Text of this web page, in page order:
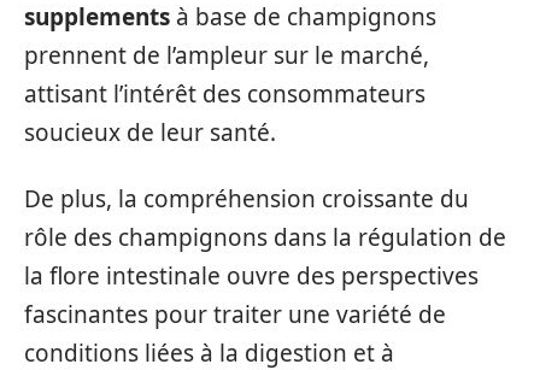
supplements à base de champignons
prennent de l’ampleur sur le marché,
attisant l’intérêt des consommateurs
soucieux de leur santé.
De plus, la compréhension croissante du
rôle des champignons dans la régulation de
la flore intestinale ouvre des perspectives
fascinantes pour traiter une variété de
conditions liées à la digestion et à